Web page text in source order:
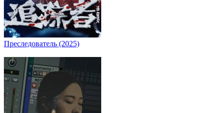
Преследователь (2025)